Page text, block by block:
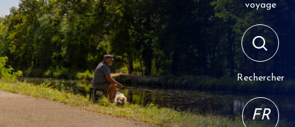
voyage
Rechercher
FR